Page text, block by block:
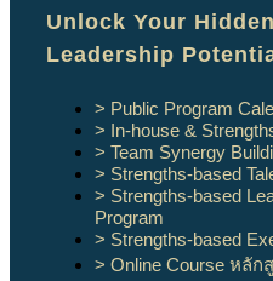
Unlock Your
Leadership
> Public Program
> In-house &
> Team Synergy
> Strengths-based
> Strengths-based
Program
> Strengths-based
> Online Course หลั